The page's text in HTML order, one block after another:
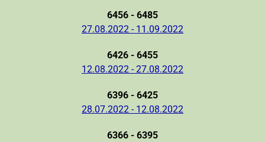
6456 - 6485
27.08.2022 - 11.09.2022
6426 - 6455
12.08.2022 - 27.08.2022
6396 - 6425
28.07.2022 - 12.08.2022
6366 - 6395